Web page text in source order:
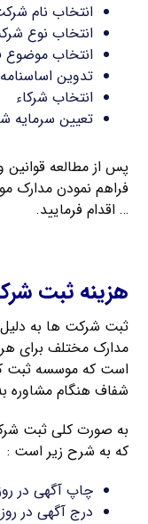
انتخاب نام
انتخاب نوع
انتخاب
تدوین
انتخاب شرکاء
تعیین سرمایه
پس از مطالعه
فراهم نمودن مدارک
… اقدام فرمایید.
هزینه ثبت
ثبت شرکت ها به دلیل
مدارک مختلف برای هر
است که موسسه ثبت
شفاف هنگام مشاوره
به صورت کلی ثبت
که به شرح زیر است :
چاپ آگهی در
درج آگهی در